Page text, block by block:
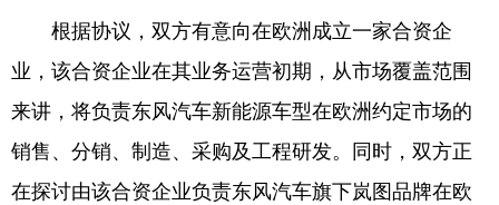
食品 人居 信息化 数字经济
学术中国 乡村振兴 银龄 溯源中国
城市 旅游 能源 会展
彩票 娱乐 时尚 悦读
根据协议，双方有意向在欧洲成立一家合资企
业，该合资企业在其业务运营初期，从市场覆盖范围
来讲，将负责东风汽车新能源车型在欧洲约定市场的
销售、分销、制造、采购及工程研发。同时，双方正
在探讨由该合资企业负责东风汽车旗下岚图品牌在欧